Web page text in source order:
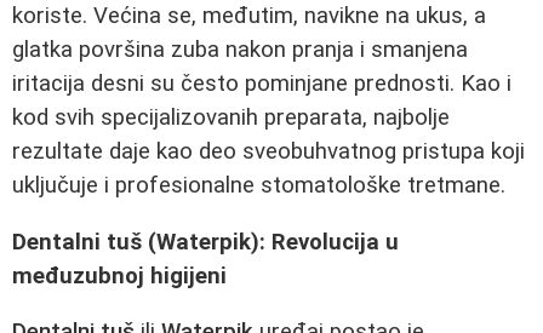
koriste. Većina se, međutim, navikne na ukus, a
glatka površina zuba nakon pranja i smanjena
iritacija desni su često pominjane prednosti. Kao i
kod svih specijalizovanih preparata, najbolje
rezultate daje kao deo sveobuhvatnog pristupa koji
uključuje i profesionalne stomatološke tretmane.
Dentalni tuš (Waterpik): Revolucija u
međuzubnoj higijeni